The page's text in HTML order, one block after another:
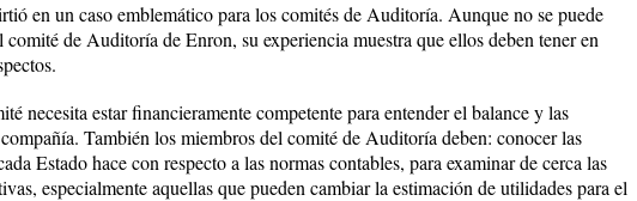
en un caso emblemático para los comités de Auditoría. Aunque no se puede
de Auditoría de Enron, su experiencia muestra que ellos deben tener en
necesita estar financieramente competente para entender el balance y las
También los miembros del comité de Auditoría deben: conocer las
Estado hace con respecto a las normas contables, para examinar de cerca las
especialmente aquellas que pueden cambiar la estimación de utilidades para el